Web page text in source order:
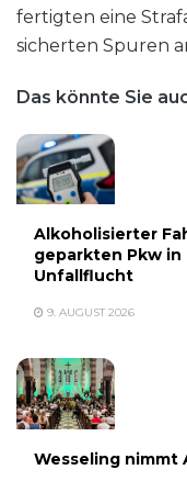
fertigten eine
sicherten Spuren
Das könnte Sie
Alkoholisierter
geparkten Pkw in
Unfallflucht
9. AUGUST 2026
Wesseling nimmt